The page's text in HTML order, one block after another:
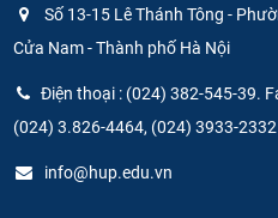
Số 13-15 Lê Thánh Tông -
Cửa Nam - Thành phố Hà Nội
Điện thoại : (024) 382-545-39.
(024) 3.826-4464, (024) 3933-2332
info@hup.edu.vn